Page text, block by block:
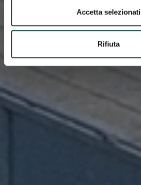
Accetta selezionati
Rifiuta